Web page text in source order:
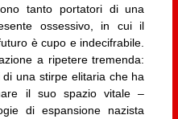
tanto portatori di una
ossessivo, in cui il
è cupo e indecifrabile.
a ripetere tremenda:
una stirpe elitaria che ha
il suo spazio vitale –
di espansione nazista